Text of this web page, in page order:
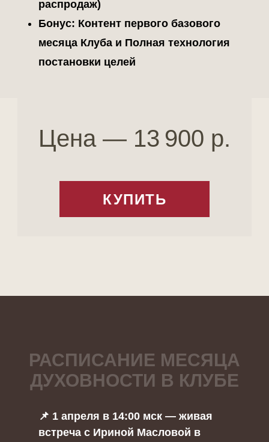
распродаж)
Бонус: Контент первого базового
месяца Клуба и Полная технология
постановки целей
КУПИТЬ
Цена — 13 900 р.
РАСПИСАНИЕ МЕСЯЦА
ДУХОВНОСТИ В КЛУБЕ
📌 1 апреля в 14:00 мск — живая
встреча с Ириной Масловой в